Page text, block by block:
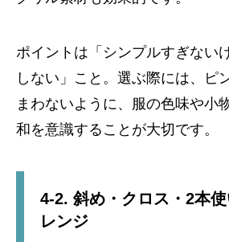
ポイントは「シンプルすぎない
しない」こと。選ぶ際には、ピ
まわないように、服の色味や小
和を意識することが大切です。
4-2. 斜め・クロス・2本
レンジ